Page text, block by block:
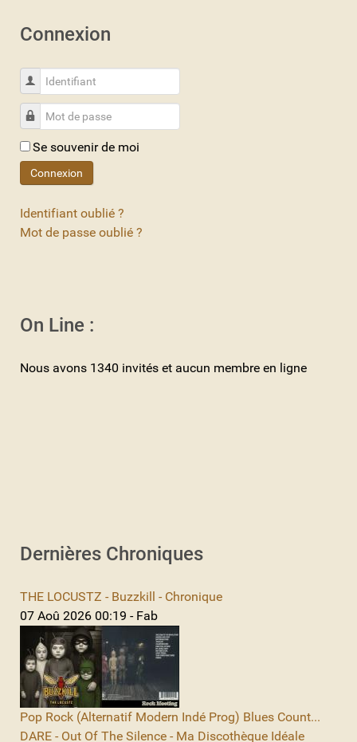
Connexion
Identifiant
Mot de passe
Se souvenir de moi
Connexion
Identifiant oublié ?
Mot de passe oublié ?
On Line :
Nous avons 1340 invités et aucun membre en ligne
Dernières Chroniques
THE LOCUSTZ - Buzzkill - Chronique
07 Aoû 2026 00:19 - Fab
Pop Rock (Alternatif Modern Indé Prog) Blues Count...
DARE - Out Of The Silence - Ma Discothèque Idéale